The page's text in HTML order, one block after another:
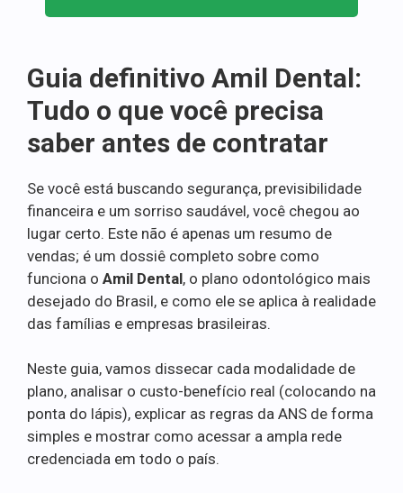
Guia definitivo Amil Dental:
Tudo o que você precisa
saber antes de contratar
Se você está buscando segurança, previsibilidade
financeira e um sorriso saudável, você chegou ao
lugar certo. Este não é apenas um resumo de
vendas; é um dossiê completo sobre como
funciona o Amil Dental, o plano odontológico mais
desejado do Brasil, e como ele se aplica à realidade
das famílias e empresas brasileiras.
Neste guia, vamos dissecar cada modalidade de
plano, analisar o custo-benefício real (colocando na
ponta do lápis), explicar as regras da ANS de forma
simples e mostrar como acessar a ampla rede
credenciada em todo o país.